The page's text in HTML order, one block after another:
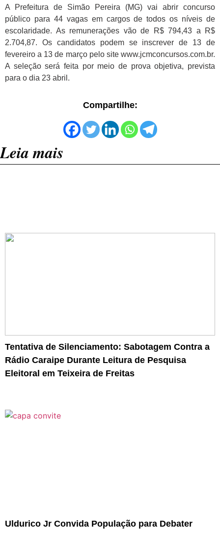
A Prefeitura de Simão Pereira (MG) vai abrir concurso
público para 44 vagas em cargos de todos os níveis de
escolaridade. As remunerações vão de R$ 794,43 a R$
2.704,87. Os candidatos podem se inscrever de 13 de
fevereiro a 13 de março pelo site www.jcmconcursos.com.br.
A seleção será feita por meio de prova objetiva, prevista
para o dia 23 abril.
Compartilhe:
Leia mais
Tentativa de Silenciamento: Sabotagem Contra a
Rádio Caraipe Durante Leitura de Pesquisa
Eleitoral em Teixeira de Freitas
Uldurico Jr Convida População para Debater